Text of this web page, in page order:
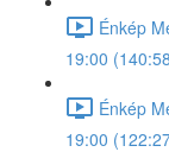
Énkép
19:00
Énkép
19:00